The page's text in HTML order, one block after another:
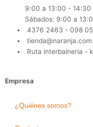
9:00 a 13:00 - 14:30
Sábados: 9:00 a
4376 2463 - 098
Ruta interbalneria -
Empresa
¿Quiénes somos?